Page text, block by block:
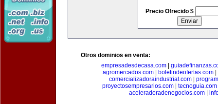
Precio Ofrecido $
Otros dominios en venta:
empresadesdecasa.com|
agromercados.com
boletindeofertas.com
comercializadoraindustrial.com
proyectosempresarios.com
tecnoguia.com
aceleradoradenegocios.com